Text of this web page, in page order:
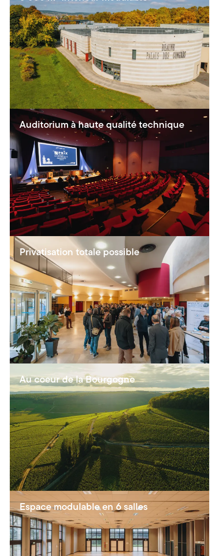
Auditorium à haute qualité technique
Privatisation totale possible
Au coeur de la Bourgogne
Espace modulable en 6 salles